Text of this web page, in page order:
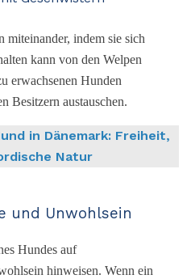
miteinander, indem sie sich
kann von den Welpen
erwachsenen Hunden
Besitzern austauschen.
in Dänemark: Freiheit,
Natur
und Unwohlsein
Hundes auf
hinweisen. Wenn ein